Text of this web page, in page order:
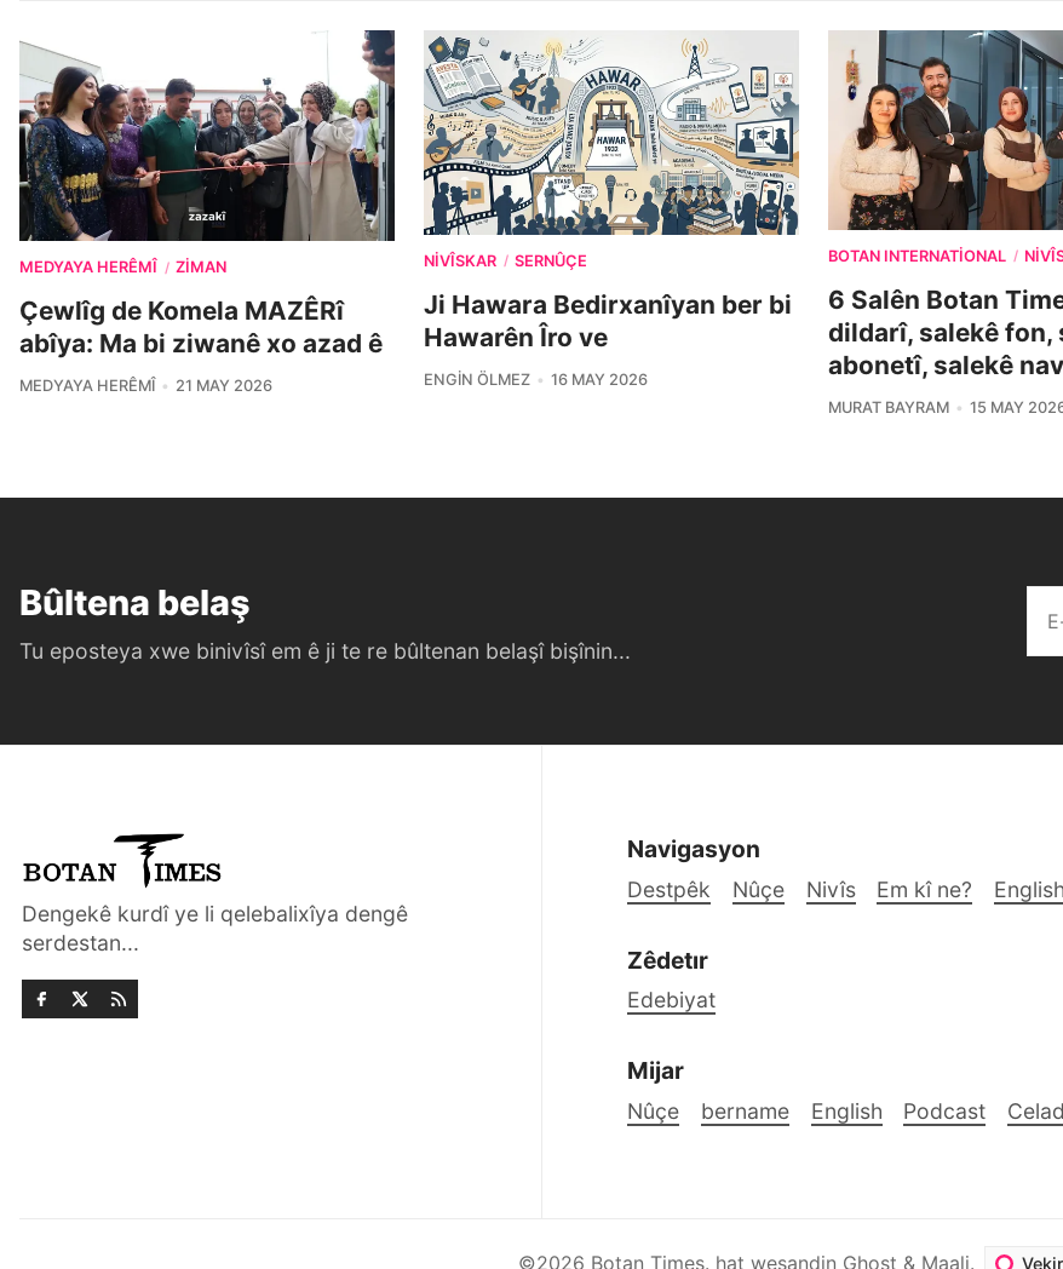
MEDYAYA HERÊMÎ / ZIMAN
Çewlîg de Komela MAZÊRî
abîya: Ma bi ziwanê xo azad ê
MEDYAYA HERÊMÎ 21 MAY 2026
NIVÎSKAR / SERNÛÇE
Ji Hawara Bedirxanîyan ber bi
Hawarên Îro ve
ENGIN ÖLMEZ 16 MAY 2026
BOTAN INTERNATIONAL /
6 Salên Botan
dildarî, salekê fon,
abonetî, salekê
MURAT BAYRAM 15 MAY
Bûltena belaş
Tu eposteya xwe binivîsî em ê ji te re bûltenan belaşî bişînin...
Dengekê kurdî ye li qelebalixîya dengê
serdestan...
Navigasyon
Destpêk Nûçe Nivîs Em kî ne? English
Zêdetır
Edebiyat
Mijar
Nûçe bername English Podcast
©2026 Botan Times. hat weşandin Ghost & Maali.